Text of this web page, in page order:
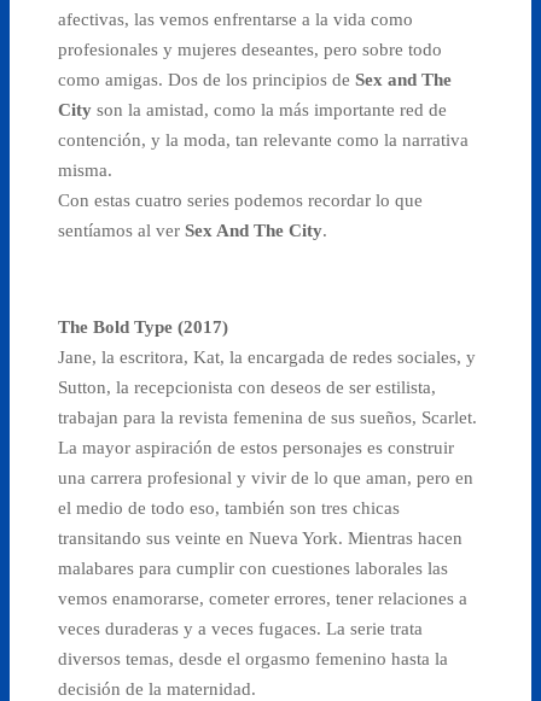
afectivas, las vemos enfrentarse a la vida como
profesionales y mujeres deseantes, pero sobre todo
como amigas. Dos de los principios de Sex and The
City son la amistad, como la más importante red de
contención, y la moda, tan relevante como la narrativa
misma.
Con estas cuatro series podemos recordar lo que
sentíamos al ver Sex And The City.
The Bold Type (2017)
Jane, la escritora, Kat, la encargada de redes sociales, y
Sutton, la recepcionista con deseos de ser estilista,
trabajan para la revista femenina de sus sueños, Scarlet.
La mayor aspiración de estos personajes es construir
una carrera profesional y vivir de lo que aman, pero en
el medio de todo eso, también son tres chicas
transitando sus veinte en Nueva York. Mientras hacen
malabares para cumplir con cuestiones laborales las
vemos enamorarse, cometer errores, tener relaciones a
veces duraderas y a veces fugaces. La serie trata
diversos temas, desde el orgasmo femenino hasta la
decisión de la maternidad.